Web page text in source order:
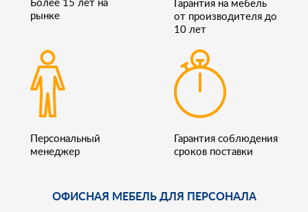
рынке
Гарантия на мебель
от производителя до
10 лет
Персональный
менеджер
Гарантия соблюдения
сроков поставки
ОФИСНАЯ МЕБЕЛЬ ДЛЯ ПЕРСОНАЛА